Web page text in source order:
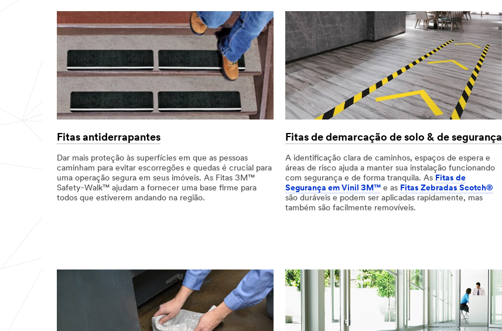
Fitas antiderrapantes
Dar mais proteção às superfícies em que as pessoas
caminham para evitar escorregões e quedas é crucial para
uma operação segura em seus imóveis. As Fitas 3M™
Safety-Walk™ ajudam a fornecer uma base firme para
todos que estiverem andando na região.
Fitas de demarcação de solo & de segurança
A identificação clara de caminhos, espaços de espera e
áreas de risco ajuda a manter sua instalação funcionando
com segurança e de forma tranquila. As Fitas de
Segurança em Vinil 3M™e as Fitas Zebradas Scotch®
são duráveis e podem ser aplicadas rapidamente, mas
também são facilmente removíveis.